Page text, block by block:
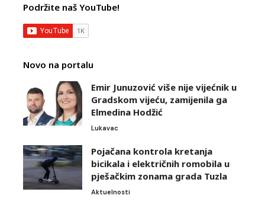
Podržite naš YouTube!
Novo na portalu
Emir Junuzović više nije vijećnik u
Gradskom vijeću, zamijenila ga
Elmedina Hodžić
Lukavac
Pojačana kontrola kretanja
bicikala i električnih romobila u
pješačkim zonama grada Tuzla
Aktuelnosti